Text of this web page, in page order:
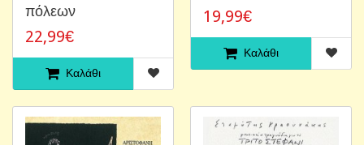
πόλεων
22,99€
Καλάθι
19,99€
Καλάθι